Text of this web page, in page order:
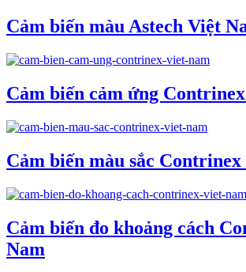
Cảm biến màu Astech Việt
Cảm biến cảm ứng
Cảm biến màu sắc
Cảm biến đo khoảng cách
Nam